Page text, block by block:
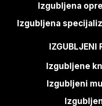
Izgubljena
Izgubljena
IZGUBLJENI
Izgubljene
Izgubljeni